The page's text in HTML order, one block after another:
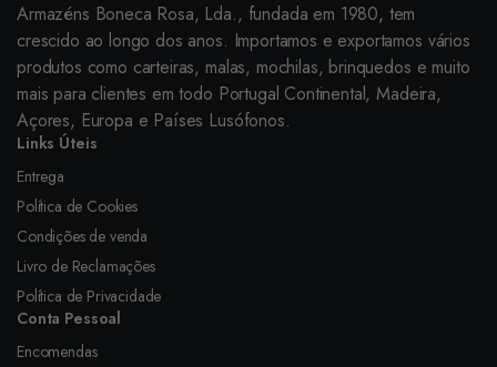
Armazéns Boneca Rosa, Lda., fundada em 1980, tem
crescido ao longo dos anos. Importamos e exportamos vários
produtos como carteiras, malas, mochilas, brinquedos e muito
mais para clientes em todo Portugal Continental, Madeira,
Açores, Europa e Países Lusófonos.
Links Úteis
Entrega
Política de Cookies
Condições de venda
Livro de Reclamações
Política de Privacidade
Conta Pessoal
Encomendas